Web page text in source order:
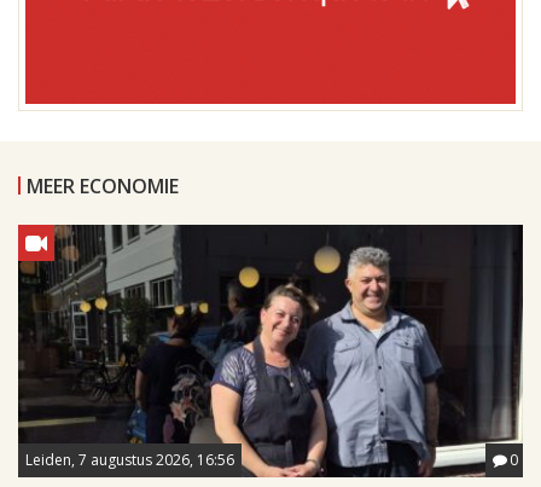
MEER ECONOMIE
Leiden, 7 augustus 2026, 16:56 0